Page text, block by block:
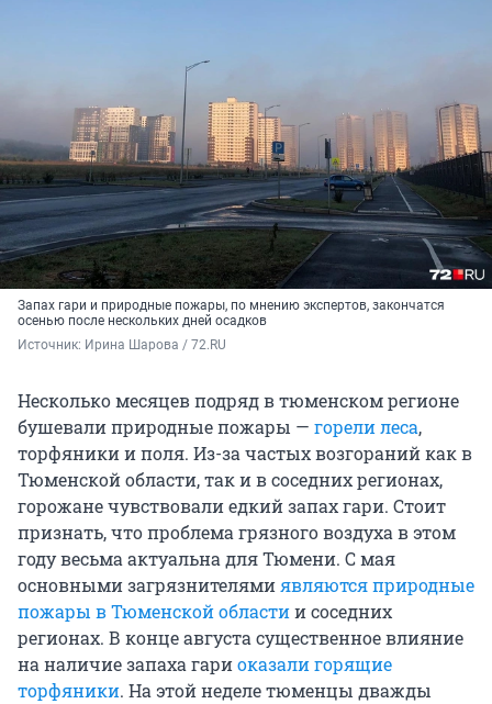
Запах гари и природные пожары, по мнению экспертов, закончатся
осенью после нескольких дней осадков
Источник: Ирина Шарова / 72.RU
Несколько месяцев подряд в тюменском регионе
бушевали природные пожары — горели леса,
торфяники и поля. Из-за частых возгораний как в
Тюменской области, так и в соседних регионах,
горожане чувствовали едкий запах гари. Стоит
признать, что проблема грязного воздуха в этом
году весьма актуальна для Тюмени. С мая
основными загрязнителямиявляются природные
пожары в Тюменской областии соседних
регионах. В конце августа существенное влияние
на наличие запаха гариоказали горящие
торфяники. На этой неделе тюменцы дважды